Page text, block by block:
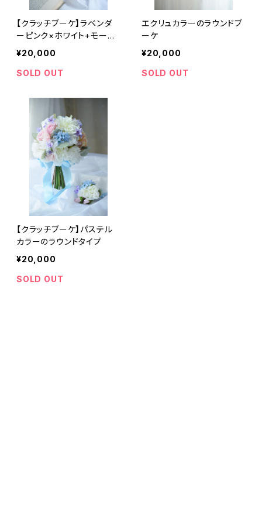
【クラッチブーケ】ラベンダ
ーピンク×ホワイト+モーヴ
ピンクのラウンドタイプ
¥20,000
SOLD OUT
エクリュカラーのラウンドブ
ーケ
¥20,000
SOLD OUT
【クラッチブーケ】パステル
カラーのラウンドタイプ
¥20,000
SOLD OUT